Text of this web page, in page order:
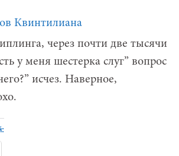
через почти две тысячи
у меня шестерка слуг” вопрос
исчез. Наверное,